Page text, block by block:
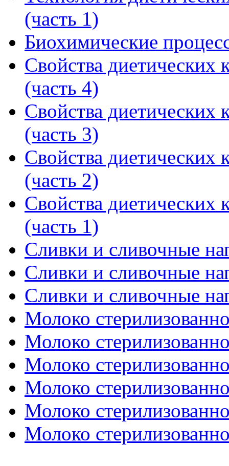
(часть 1)
Биохимические
Свойства диетических
(часть 4)
Свойства диетических
(часть 3)
Свойства диетических
(часть 2)
Свойства диетических
(часть 1)
Сливки и сливочные
Сливки и сливочные
Сливки и сливочные
Молоко
Молоко
Молоко
Молоко
Молоко
Молоко